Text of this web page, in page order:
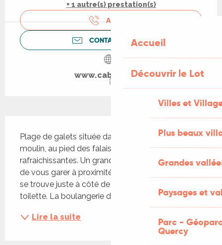
Accueil
Découvrir le Lot
Villes et
Plus beaux
Grandes
Paysages et
Parc -
Quercy
+ 1 autre(s) prestation(s)
APPELER
CONTACTEZ-NOUS
www.cabrerets.fr
Plage de galets située dans le village en aval du
moulin, au pied des falaises, qui assurent des eaux
rafraichissantes. Un grand parking vous permettra
de vous garer à proximité. Une aire de pique-nique
se trouve juste à côté de la plage ainsi qu’un
toilette. La boulangerie du village se situe...
Lire la suite